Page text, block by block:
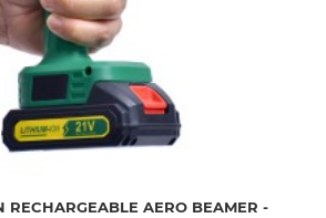
RECHARGEABLE AERO BEAMER -